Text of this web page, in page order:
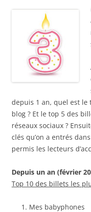
depuis 1 an, quel est le
blog ? Et le top 5 des
réseaux sociaux ?
clés qu’on a entrés
permis les lecteurs
Depuis un an (février
Top 10 des billets les
Mes babyphones